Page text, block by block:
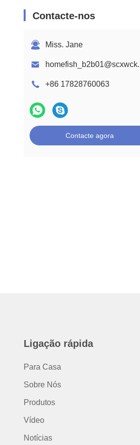
Contacte-nos
Miss. Jane
+86 17828760063
Contacte agora
Ligação rápida
Para Casa
Sobre Nós
Produtos
Vídeo
Notícias